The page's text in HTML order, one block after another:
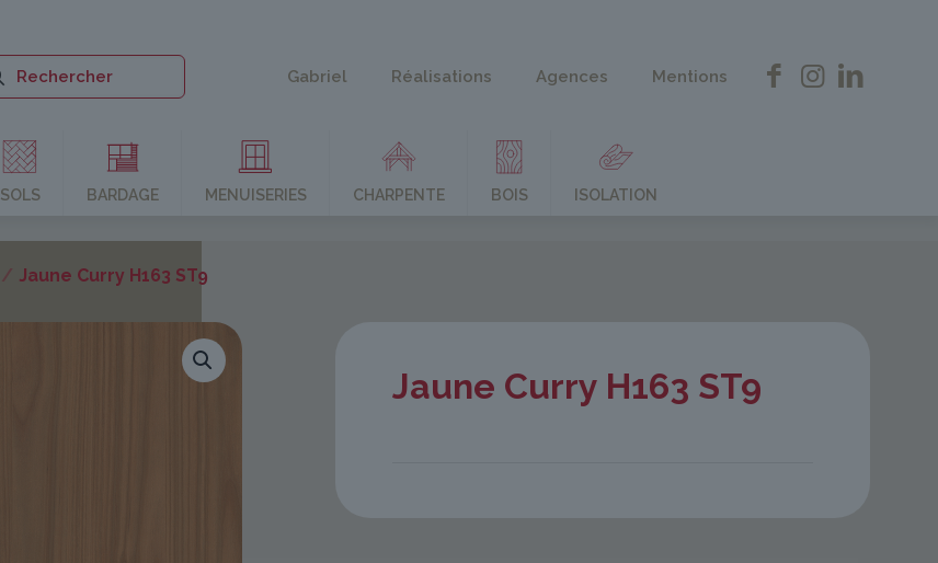
Gabriel Réalisations Agences Mentions
SOLS BARDAGE MENUISERIES CHARPENTE BOIS ISOLATION
/ Jaune Curry H163 ST9
Jaune Curry H163 ST9